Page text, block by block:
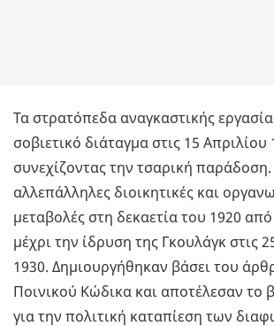
Τα στρατόπεδα αναγκαστικής
σοβιετικό διάταγμα στις 15 Απριλίου
συνεχίζοντας την τσαρική
αλλεπάλληλες διοικητικές και
μεταβολές στη δεκαετία του 1920 από
μέχρι την ίδρυση της Γκουλάγκ στις
1930. Δημιουργήθηκαν βάσει του
Ποινικού Κώδικα και αποτέλεσαν το
για την πολιτική καταπίεση των